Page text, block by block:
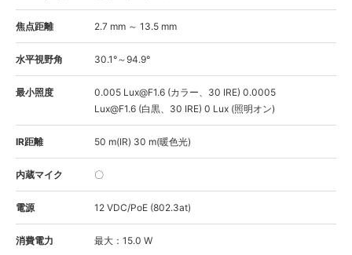
焦点距離 2.7 mm ～ 13.5 mm
水平視野角 30.1°～94.9°
最小照度
0.005 Lux@F1.6 (カラー、30 IRE) 0.0005
Lux@F1.6 (白黒、30 IRE) 0 Lux (照明オン)
IR距離 50 m(IR) 30 m(暖色光)
内蔵マイク 〇
電源 12 VDC/PoE (802.3at)
消費電力 最大：15.0 W